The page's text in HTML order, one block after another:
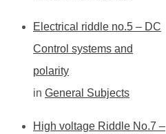
Electrical riddle no.5 – DC
Control systems and
polarity
in General Subjects
High voltage Riddle No.7 –